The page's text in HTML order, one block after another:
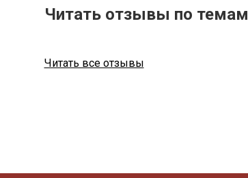
Читать отзывы по темам
Читать все отзывы